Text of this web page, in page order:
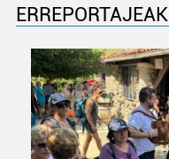
ERREPORTAJEAK